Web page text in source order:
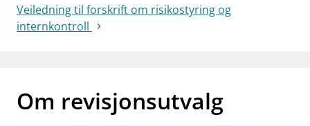
Veiledning til forskrift om risikostyring og
internkontroll
Om revisjonsutvalg